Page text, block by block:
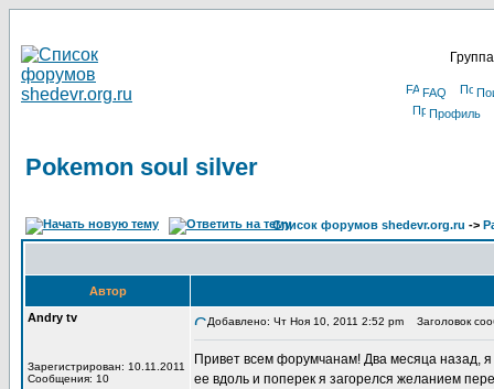
FAQ
Профиль
Pokemon soul silver
Список форумов shedevr.org.ru ->
Автор
Andry tv
Зарегистрирован: 10.11.2011
Сообщения: 10
Добавлено: Чт Ноя 10, 2011 2:52 pm Заголовок
Привет всем форумчанам! Два месяца назад,
ее вдоль и поперек я загорелся желанием